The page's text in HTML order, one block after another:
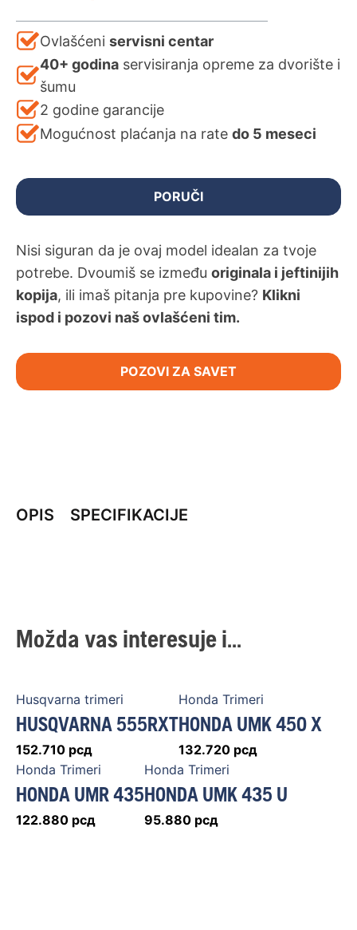
Ovlašćeni servisni centar
40+ godina servisiranja opreme za dvorište i
šumu
2 godine garancije
Mogućnost plaćanja na rate do 5 meseci
PORUČI
Nisi siguran da je ovaj model idealan za tvoje
potrebe. Dvoumiš se između originala i jeftinijih
kopija, ili imaš pitanja pre kupovine? Klikni
ispod i pozovi naš ovlašćeni tim.
POZOVI ZA SAVET
OPIS SPECIFIKACIJE
Možda vas interesuje i...
Husqvarna trimeri
HUSQVARNA 555RXT
152.710 рсд
Honda Trimeri
HONDA UMK 450 X
132.720 рсд
Honda Trimeri
HONDA UMR 435
122.880 рсд
Honda Trimeri
HONDA UMK 435 U
95.880 рсд